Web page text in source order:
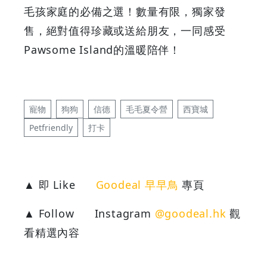
毛孩家庭的必備之選！數量有限，獨家發
售，絕對值得珍藏或送給朋友，一同感受
Pawsome Island的溫暖陪伴！
寵物 狗狗 信德 毛毛夏令營
西寶城
Petfriendly
打卡
▲ 即 Like Goodeal 早早鳥 專頁
▲ Follow
Instagram @goodeal.hk 觀
看精選內容